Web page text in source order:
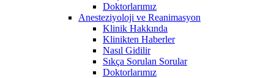
Doktorlarımız
Anesteziyoloji ve Reanimasyon
Klinik Hakkında
Klinikten Haberler
Nasıl Gidilir
Sıkça Sorulan Sorular
Doktorlarımız